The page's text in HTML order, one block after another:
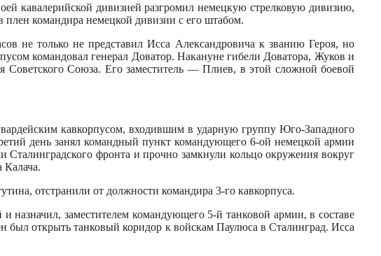
кавалерийской дивизией разгромил немецкую стрелковую дивизию,
ко­мандира немецкой дивизии с его шта­бом.
не только не представил Ис­са Александровича к званию Героя, но
командовал генерал Дова­тор. Накануне гибели Доватора, Жу­ков и
Советского Союза. Его замес­титель — Плиев, в этой сложной бое­вой
кавкорпусом, входившим в ударную группу Юго-Западного
день занял командный пункт командующего 6-ой немецкой армии
Сталинградского фронта и прочно замкнули кольцо окружения вокруг
отстранили от должности командира 3-го кавкорпуса.
заместителем командующего 5-й танковой армии, в составе
открыть танковый коридор к вой­скам Паулюса в Сталинград. Исса